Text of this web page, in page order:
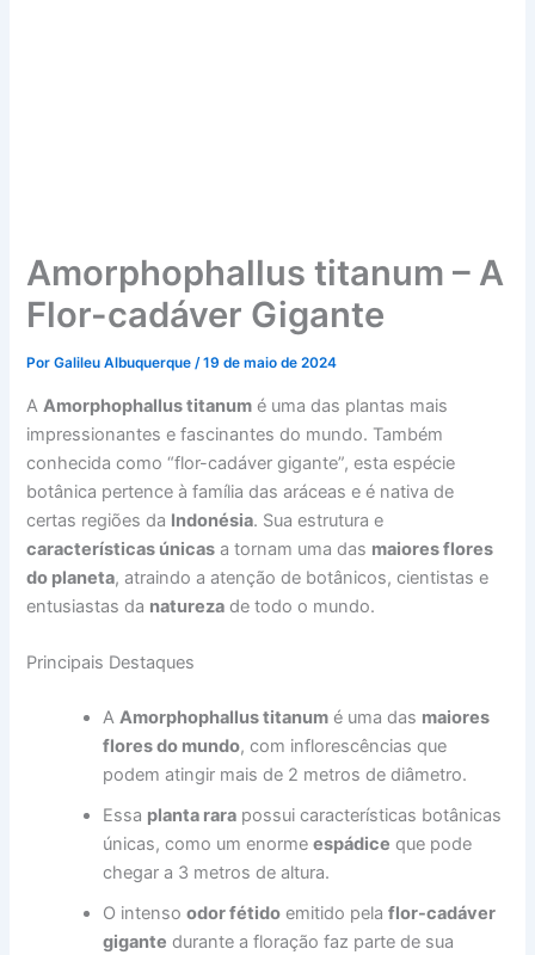
Amorphophallus titanum – A
Flor-cadáver Gigante
PorGalileu Albuquerque/19 de maio de 2024
AAmorphophallus titanum é uma das plantas mais
impressionantes e fascinantes do mundo. Também
conhecida como “flor-cadáver gigante”, esta espécie
botânica pertence à família das aráceas e é nativa de
certas regiões da Indonésia. Sua estrutura e
características únicas a tornam uma das maiores flores
do planeta, atraindo a atenção de botânicos, cientistas e
entusiastas da natureza de todo o mundo.
Principais Destaques
AAmorphophallus titanum é uma das maiores
flores do mundo, com inflorescências que
podem atingir mais de 2 metros de diâmetro.
Essa planta rara possui características botânicas
únicas, como um enormeespádice que pode
chegar a 3 metros de altura.
O intensoodor fétido emitido pelaflor-cadáver
gigante durante a floração faz parte de sua